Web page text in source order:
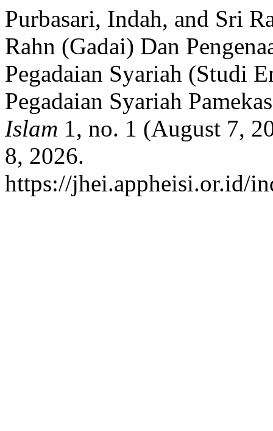
Purbasari, Indah, and Sri
Rahn (Gadai) Dan
Pegadaian Syariah (Studi
Pegadaian Syariah
Islam 1, no. 1 (August 7,
8, 2026.
https://jhei.appheisi.or.id/